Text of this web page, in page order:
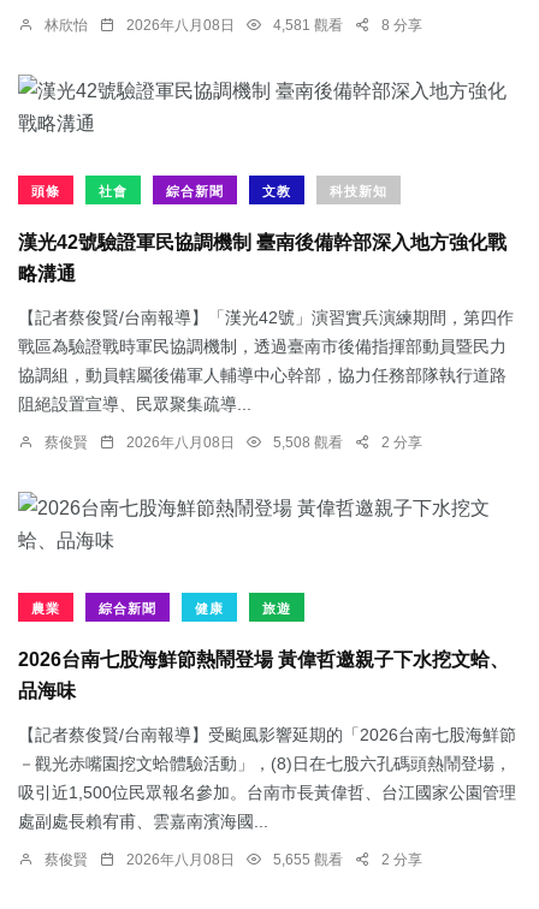
林欣怡 2026年八月08日 4,581 觀看 8 分享
頭條 社會 綜合新聞 文教 科技新知
漢光42號驗證軍民協調機制 臺南後備幹部深入地方強化戰
略溝通
【記者蔡俊賢/台南報導】「漢光42號」演習實兵演練期間，第四作
戰區為驗證戰時軍民協調機制，透過臺南市後備指揮部動員暨民力
協調組，動員轄屬後備軍人輔導中心幹部，協力任務部隊執行道路
阻絕設置宣導、民眾聚集疏導...
蔡俊賢 2026年八月08日 5,508 觀看 2 分享
農業 綜合新聞 健康 旅遊
2026台南七股海鮮節熱鬧登場 黃偉哲邀親子下水挖文蛤、
品海味
【記者蔡俊賢/台南報導】受颱風影響延期的「2026台南七股海鮮節
－觀光赤嘴園挖文蛤體驗活動」，(8)日在七股六孔碼頭熱鬧登場，
吸引近1,500位民眾報名參加。台南市長黃偉哲、台江國家公園管理
處副處長賴宥甫、雲嘉南濱海國...
蔡俊賢 2026年八月08日 5,655 觀看 2 分享